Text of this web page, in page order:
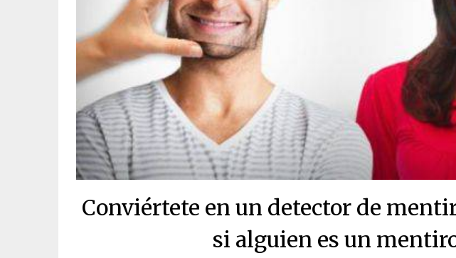
Conviértete en un detector de
si alguien es un